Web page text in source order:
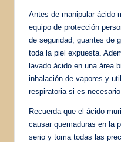
Antes de manipular ácido
equipo de protección
de seguridad, guantes de
toda la piel expuesta.
lavado ácido en una área
inhalación de vapores y
respiratoria si es necesario.
Recuerda que el ácido
causar quemaduras en la
serio y toma todas las